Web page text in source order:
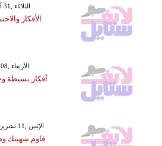
GMT 13:51 2020 الثلاثاء ,31 آذار/ مارس
الأفكار
GMT 08:16 2019 الأربعاء ,08 أيار / مايو
أفكار بسيطة
GMT 14:37 2019 الإثنين ,11 تشرين الثاني / نوفمبر
قاوم شهيتك